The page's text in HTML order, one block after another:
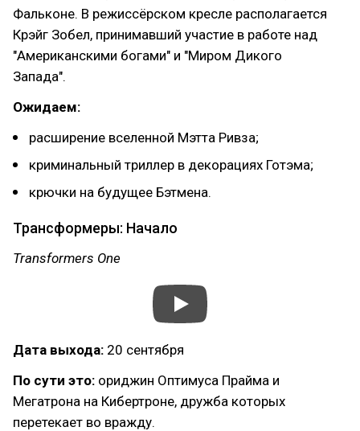
Фальконе. В режиссёрском кресле располагается
Крэйг Зобел, принимавший участие в работе над
"Американскими богами" и "Миром Дикого
Запада".
Ожидаем:
расширение вселенной Мэтта Ривза;
криминальный триллер в декорациях Готэма;
крючки на будущее Бэтмена.
Трансформеры: Начало
Transformers One
Дата выхода: 20 сентября
По сути это: ориджин Оптимуса Прайма и
Мегатрона на Кибертроне, дружба которых
перетекает во вражду.